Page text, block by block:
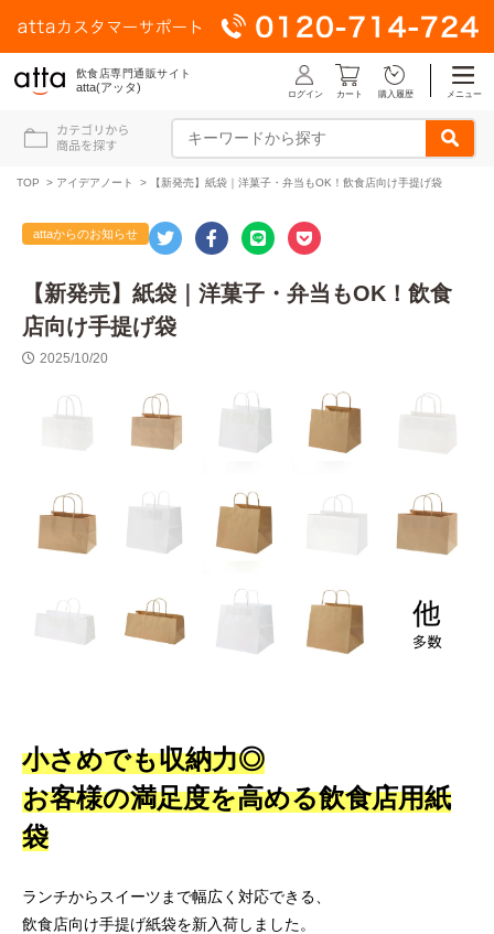
飲食店専門通販サイト
atta(アッタ) ログイン カート 購入履歴 メニュー
TOP > アイデアノート > 【新発売】紙袋｜洋菓子・弁当もOK！飲食店向け手提げ袋
attaからのお知らせ
【新発売】紙袋｜洋菓子・弁当もOK！飲食
店向け手提げ袋
2025/10/20
小さめでも収納力◎
お客様の満足度を高める飲食店用紙
袋
ランチからスイーツまで幅広く対応できる、
飲食店向け手提げ紙袋を新入荷しました。